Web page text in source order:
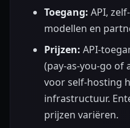
Toegang: API,
modellen en
Prijzen: API-
(pay-as-you-go of
voor self-hosting
infrastructuur.
prijzen variëren.